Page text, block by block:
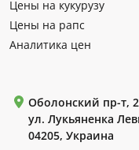
Цены на кукурузу
Цены на рапс
Аналитика цен
Оболонский пр-т,
ул. Лукьяненка
04205, Украина